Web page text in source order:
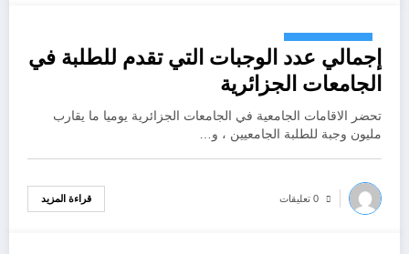
أكتوبر 18, 2022
إجمالي عدد الوجبات التي تقدم للطلبة في
الجامعات الجزائرية
تحضر الاقامات الجامعية في الجامعات الجزائرية يوميا ما يقارب
مليون وجبة للطلبة الجامعيين ، و…
0 تعليقات قراءة المزيد